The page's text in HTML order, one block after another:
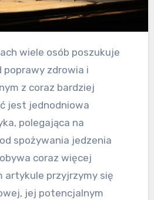
zdrowia i
z coraz bardziej
jest jednodniowa
polegająca na
spożywania jedzenia
coraz więcej
artykule przyjrzymy się
jej potencjalnym